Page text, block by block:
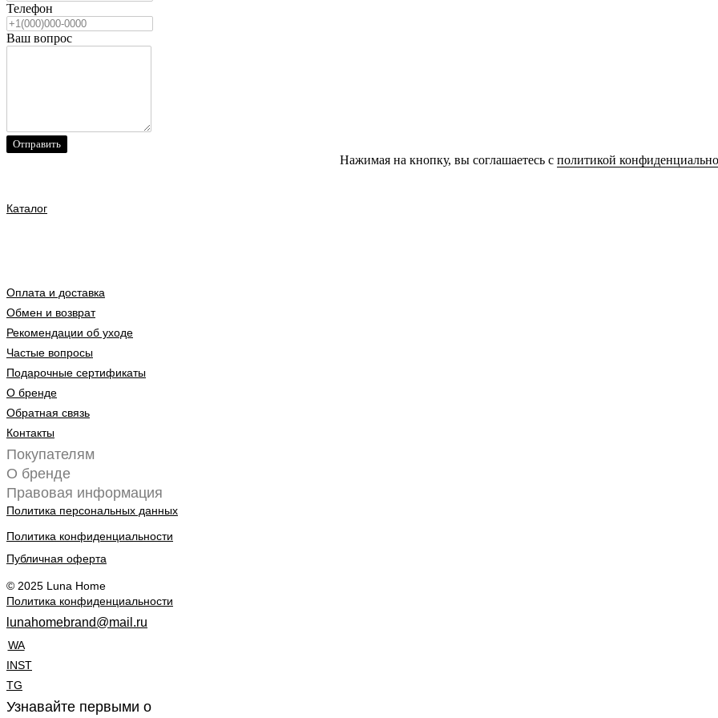
Каталог
Оплата и доставка
Обмен и возврат
Рекомендации об уходе
Частые вопросы
Подарочные сертификаты
О бренде
Обратная связь
Контакты
Покупателям
О бренде
Правовая информация
Политика персональных данных
Политика конфиденциальности
Публичная оферта
© 2025 Luna Home
Политика конфиденциальности
lunahomebrand@mail.ru
WA
INST
TG
Узнавайте первыми о
Телефон
Ваш вопрос
Отправить
Нажимая на кнопку, вы соглашаетесь с политикой